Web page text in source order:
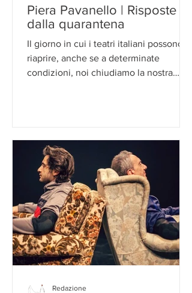
Piera Pavanello | Risposte
dalla quarantena
Il giorno in cui i teatri italiani possono
riaprire, anche se a determinate
condizioni, noi chiudiamo la nostra
Redazione